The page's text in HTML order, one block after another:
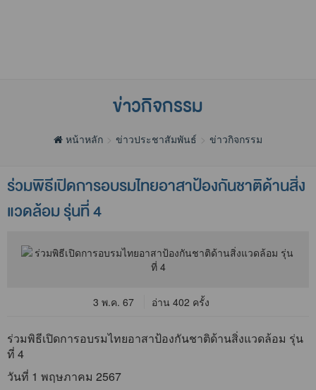
ข่าวกิจกรรม
หน้าหลัก ข่าวประชาสัมพันธ์ ข่าวกิจกรรม
ร่วมพิธีเปิดการอบรมไทยอาสาป้องกันชาติด้านสิ่ง
แวดล้อม รุ่นที่ 4
3 พ.ค. 67 อ่าน 402 ครั้ง
ร่วมพิธีเปิดการอบรมไทยอาสาป้องกันชาติด้านสิ่งแวดล้อม รุ่น
ที่ 4
วันที่ 1 พฤษภาคม 2567